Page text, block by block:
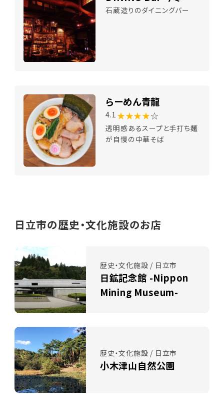
石蔵造りのダイニングバー
らーめん青龍
4.1 ★★★★☆
透明感あるスープと手打ち麺
が自慢の中華そば
日立市の歴史・文化施設のお店
歴史・文化施設 / 日立市
日鉱記念館 -Nippon
Mining Museum-
歴史・文化施設 / 日立市
小木津山自然公園